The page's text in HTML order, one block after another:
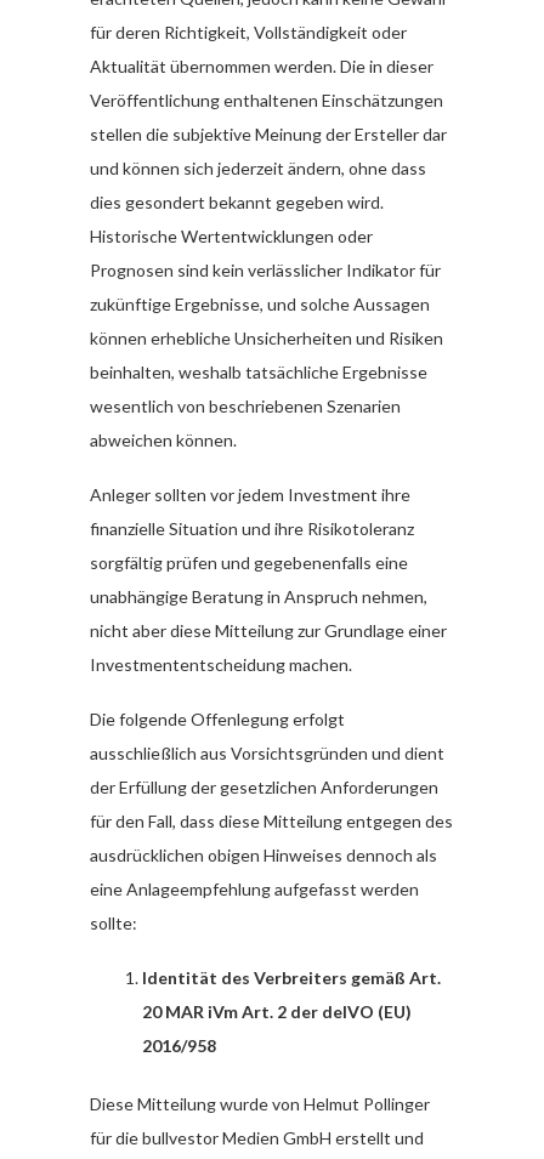
für deren Richtigkeit, Vollständigkeit oder
Aktualität übernommen werden. Die in dieser
Veröffentlichung enthaltenen Einschätzungen
stellen die subjektive Meinung der Ersteller dar
und können sich jederzeit ändern, ohne dass
dies gesondert bekannt gegeben wird.
Historische Wertentwicklungen oder
Prognosen sind kein verlässlicher Indikator für
zukünftige Ergebnisse, und solche Aussagen
können erhebliche Unsicherheiten und Risiken
beinhalten, weshalb tatsächliche Ergebnisse
wesentlich von beschriebenen Szenarien
abweichen können.
Anleger sollten vor jedem Investment ihre
finanzielle Situation und ihre Risikotoleranz
sorgfältig prüfen und gegebenenfalls eine
unabhängige Beratung in Anspruch nehmen,
nicht aber diese Mitteilung zur Grundlage einer
Investmententscheidung machen.
Die folgende Offenlegung erfolgt
ausschließlich aus Vorsichtsgründen und dient
der Erfüllung der gesetzlichen Anforderungen
für den Fall, dass diese Mitteilung entgegen des
ausdrücklichen obigen Hinweises dennoch als
eine Anlageempfehlung aufgefasst werden
sollte:
Identität des Verbreiters gemäß Art.
20 MAR iVm Art. 2 der delVO (EU)
2016/958
Diese Mitteilung wurde von Helmut Pollinger
für die bullvestor Medien GmbH erstellt und